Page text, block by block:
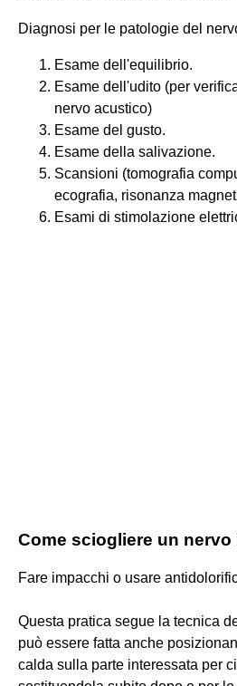
Diagnosi per le patologie del
Esame dell'equilibrio.
Esame dell'udito (per
nervo acustico)
Esame del gusto.
Esame della salivazione.
Scansioni (tomografia
ecografia, risonanza
Esami di stimolazione
Come sciogliere un nervo
Fare impacchi o usare
Questa pratica segue la tecnica
può essere fatta anche
calda sulla parte interessata per